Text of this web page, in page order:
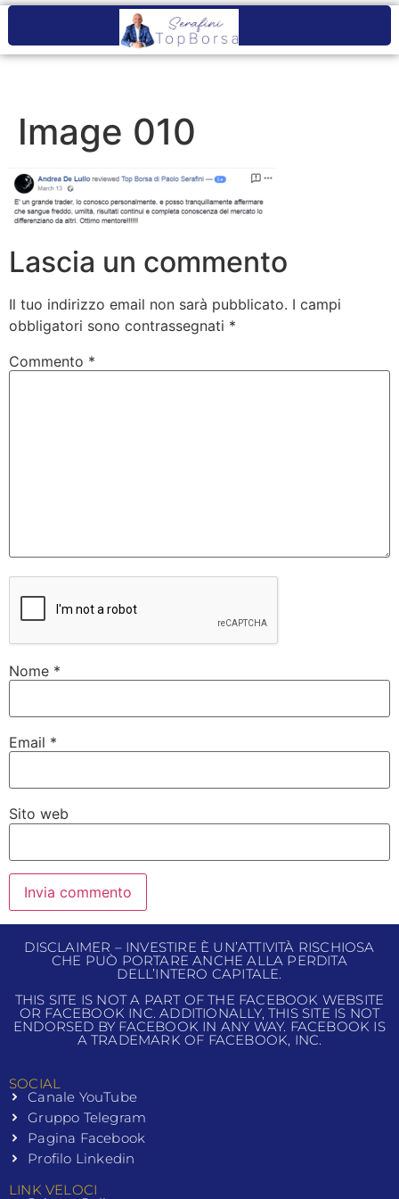
Image 010
Lascia un commento
Il tuo indirizzo email non sarà pubblicato. I campi
obbligatori sono contrassegnati *
Commento *
Nome *
Email *
Sito web
DISCLAIMER – INVESTIRE È UN’ATTIVITÀ RISCHIOSA
CHE PUÒ PORTARE ANCHE ALLA PERDITA
DELL’INTERO CAPITALE.
THIS SITE IS NOT A PART OF THE FACEBOOK WEBSITE
OR FACEBOOK INC. ADDITIONALLY, THIS SITE IS NOT
ENDORSED BY FACEBOOK IN ANY WAY. FACEBOOK IS
A TRADEMARK OF FACEBOOK, INC.
SOCIAL
Canale YouTube
Gruppo Telegram
Pagina Facebook
Profilo Linkedin
LINK VELOCI